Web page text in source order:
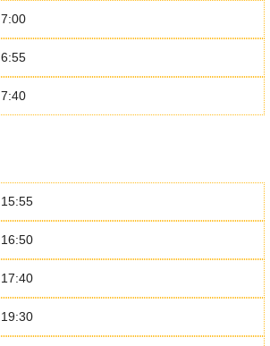
7:00
6:55
7:40
15:55
16:50
17:40
19:30